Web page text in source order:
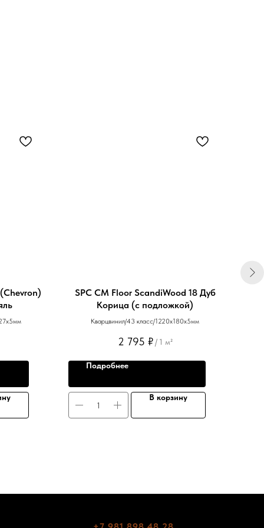
SPC CM Floor ScandiWood 18 Дуб
Корица (с подложкой)
Кварцвинил/43 класс/1220х180х5мм
2 795 ₽/ 1 м²
Подробнее
В корзину